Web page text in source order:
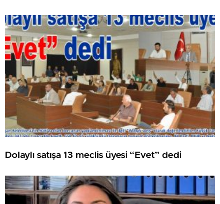
Dolaylı satışa 13 meclis üyesi “Evet” dedi